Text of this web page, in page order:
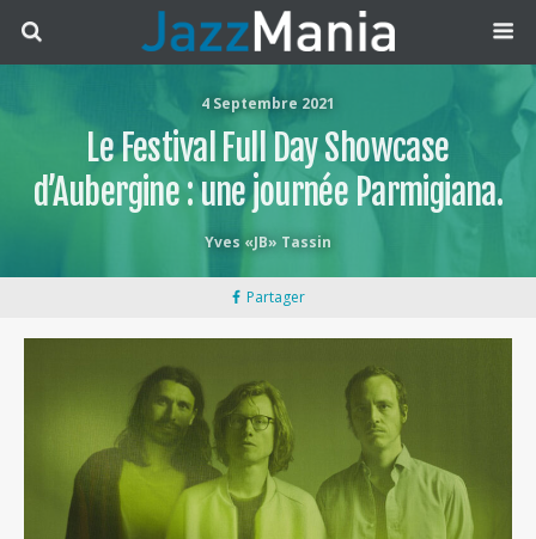
4 Septembre 2021
Le Festival Full Day Showcase
d’Aubergine : une journée Parmigiana.
Yves «JB» Tassin
Partager